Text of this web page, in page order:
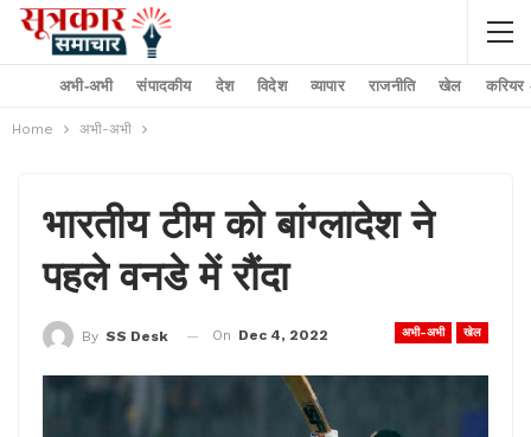
अभी-अभी संपादकीय देश विदेश व्यापार राजनीति खेल करियर
Home अभी-अभी
भारतीय टीम को बांग्लादेश ने
पहले वनडे में रौंदा
अभी-अभी खेल
By SS Desk On Dec 4, 2022